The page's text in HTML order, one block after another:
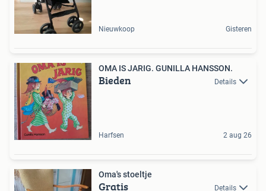
Nieuwkoop Gisteren
OMA IS JARIG. GUNILLA HANSSON.
Bieden Details
Harfsen 2 aug 26
Oma's stoeltje
Gratis Details